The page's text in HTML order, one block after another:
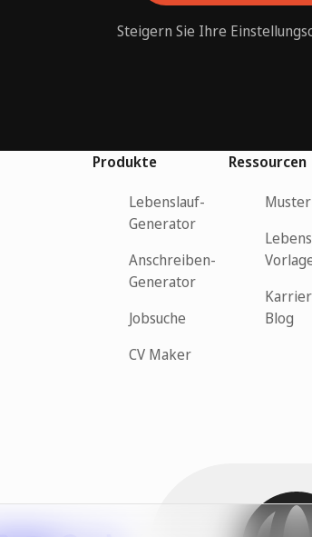
Steigern Sie Ihre
Produkte
Lebenslauf-
Generator
Anschreiben-
Generator
Jobsuche
CV Maker
Ressourcen
Blog